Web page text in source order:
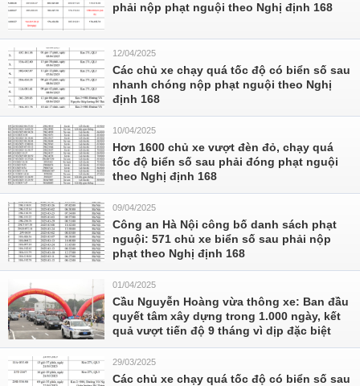
phải nộp phạt nguội theo Nghị định 168
12/04/2025
Các chủ xe chạy quá tốc độ có biển số sau
nhanh chóng nộp phạt nguội theo Nghị
định 168
10/04/2025
Hơn 1600 chủ xe vượt đèn đỏ, chạy quá
tốc độ biển số sau phải đóng phạt nguội
theo Nghị định 168
09/04/2025
Công an Hà Nội công bố danh sách phạt
nguội: 571 chủ xe biển số sau phải nộp
phạt theo Nghị định 168
01/04/2025
Cầu Nguyễn Hoàng vừa thông xe: Ban đầu
quyết tâm xây dựng trong 1.000 ngày, kết
quả vượt tiến độ 9 tháng vì dịp đặc biệt
29/03/2025
Các chủ xe chạy quá tốc độ có biển số sau